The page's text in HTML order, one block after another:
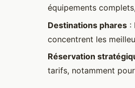
équipements
Destinations phares :
concentrent les
Réservation
tarifs, notamment